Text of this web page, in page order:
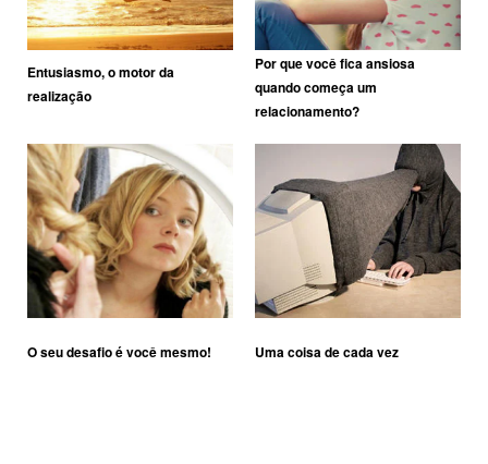
Entusiasmo, o motor da
realização
Por que você fica ansiosa
quando começa um
relacionamento?
O seu desafio é você mesmo! Uma coisa de cada vez